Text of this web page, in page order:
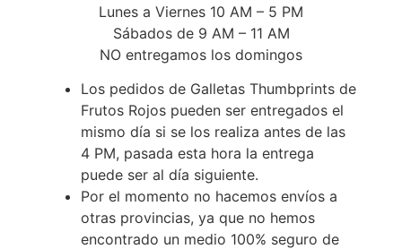
Lunes a Viernes 10 AM – 5 PM
Sábados de 9 AM – 11 AM
NO entregamos los domingos
Los pedidos de Galletas Thumbprints de
Frutos Rojos pueden ser entregados el
mismo día si se los realiza antes de las
4 PM, pasada esta hora la entrega
puede ser al día siguiente.
Por el momento no hacemos envíos a
otras provincias, ya que no hemos
encontrado un medio 100% seguro de